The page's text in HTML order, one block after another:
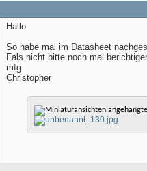
Hallo
So habe mal im Datasheet
Fals nicht bitte noch mal
mfg
Christopher